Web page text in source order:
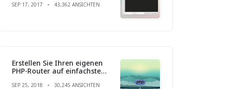
SEP 17, 2017 43,362 ANSICHTEN
Erstellen Sie Ihren eigenen
PHP-Router auf einfachste
SEP 25, 2018 30,245 ANSICHTEN